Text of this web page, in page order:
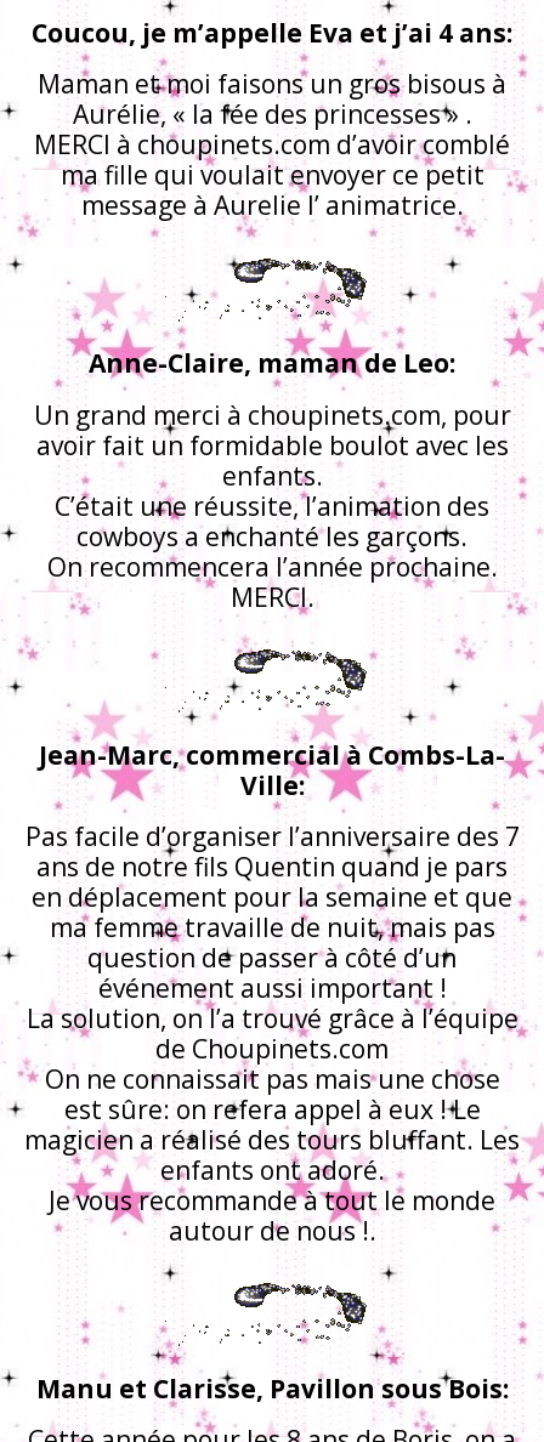
Coucou, je m’appelle Eva et j’ai 4 ans:
Maman et moi faisons un gros bisous à
Aurélie, « la fée des princesses » .
MERCI à choupinets.com d’avoir comblé
ma fille qui voulait envoyer ce petit
message à Aurelie l’ animatrice.
Anne-Claire, maman de Leo:
Un grand merci à choupinets.com, pour
avoir fait un formidable boulot avec les
enfants.
C’était une réussite, l’animation des
cowboys a enchanté les garçons.
On recommencera l’année prochaine.
MERCI.
Jean-Marc, commercial à Combs-La-
Ville:
Pas facile d’organiser l’anniversaire des 7
ans de notre fils Quentin quand je pars
en déplacement pour la semaine et que
ma femme travaille de nuit, mais pas
question de passer à côté d’un
événement aussi important !
La solution, on l’a trouvé grâce à l’équipe
de Choupinets.com
On ne connaissait pas mais une chose
est sûre: on refera appel à eux ! Le
magicien a réalisé des tours bluffant. Les
enfants ont adoré.
Je vous recommande à tout le monde
autour de nous !.
Manu et Clarisse, Pavillon sous Bois: